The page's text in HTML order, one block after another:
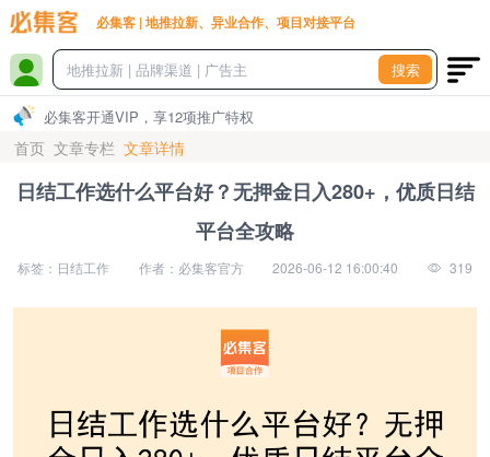
必集客 | 地推拉新、异业合作、项目对接平台
搜索
必集客开通VIP，享12项推广特权
首页 文章专栏 文章详情
日结工作选什么平台好？无押金日入280+，优质日结
平台全攻略
标签：日结工作 作者：必集客官方 2026-06-12 16:00:40 319